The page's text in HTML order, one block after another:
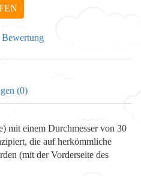
(0)
mit einem Durchmesser von 30
die auf herkömmliche
(mit der Vorderseite des